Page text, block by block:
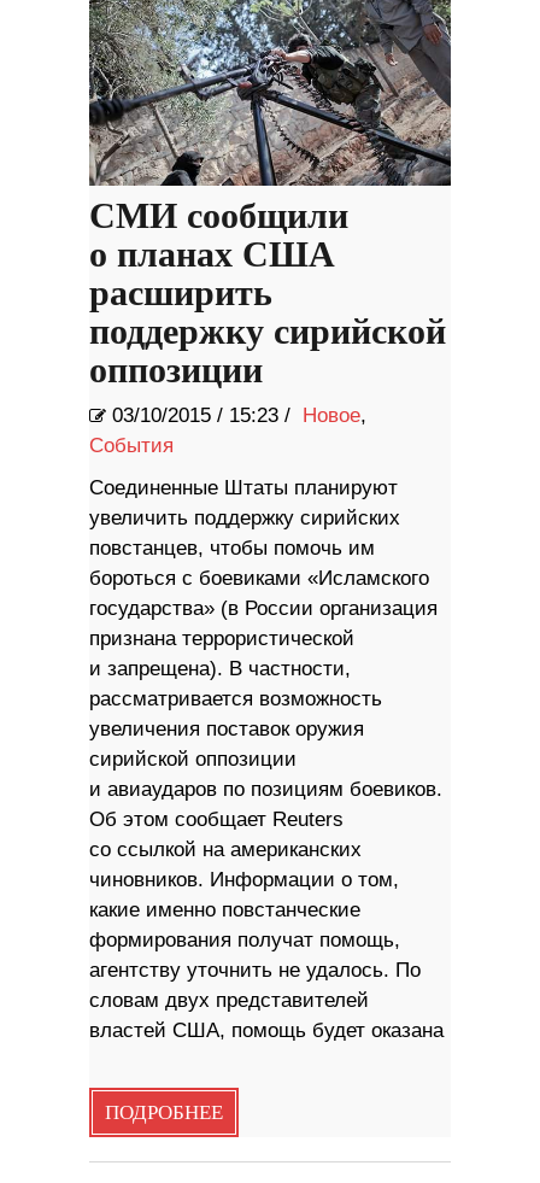
СМИ сообщили
о планах США
расширить
поддержку сирийской
оппозиции
03/10/2015 / 15:23 / Новое,
События
​Соединенные Штаты планируют
увеличить поддержку сирийских
повстанцев, чтобы помочь им
бороться с боевиками «Исламского
государства» (в России организация
признана террористической
и запрещена). В частности,
рассматривается возможность
увеличения поставок оружия
сирийской оппозиции
и авиаударов по позициям боевиков.
Об этом сообщает Reuters
со ссылкой на американских
чиновников. Информации о том,
какие именно повстанческие
формирования получат помощь,
агентству уточнить не удалось. По
словам двух представителей
властей США, помощь будет оказана
ПОДРОБНЕЕ